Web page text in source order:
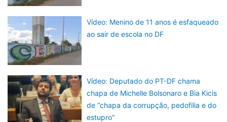
Vídeo: Menino de 11 anos é esfaqueado
ao sair de escola no DF
Vídeo: Deputado do PT-DF chama
chapa de Michelle Bolsonaro e Bia Kicis
de “chapa da corrupção, pedofilia e do
estupro”